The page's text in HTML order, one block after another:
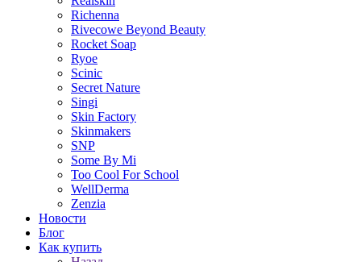
Richenna
Rivecowe Beyond Beauty
Rocket Soap
Ryoe
Scinic
Secret Nature
Singi
Skin Factory
Skinmakers
SNP
Some By Mi
Too Cool For School
WellDerma
Zenzia
Новости
Блог
Как купить